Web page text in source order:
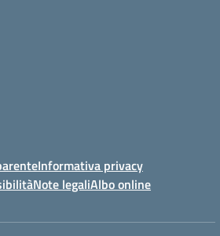
Informativa privacy
Note legaliAlbo online